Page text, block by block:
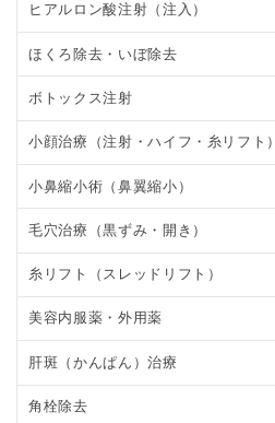
ヒアルロン酸注射（注入）
ほくろ除去・いぼ除去
ボトックス注射
小顔治療（注射・ハイフ・糸リフト）
小鼻縮小術（鼻翼縮小）
毛穴治療（黒ずみ・開き）
糸リフト（スレッドリフト）
美容内服薬・外用薬
肝斑（かんぱん）治療
角栓除去